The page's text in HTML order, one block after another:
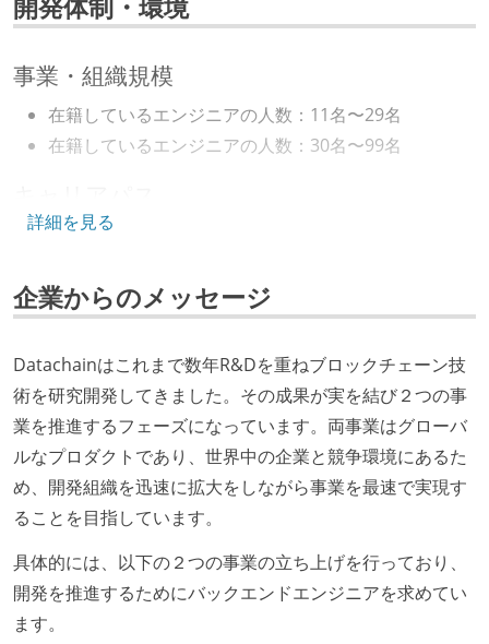
事業・組織規模
在籍しているエンジニアの人数：11名〜29名
在籍しているエンジニアの人数：30名〜99名
エンジニアの人事評価にエンジニア経験者が関わって
社内で、バックエンドチームからSREチームへの異動
など、キャリア形成を目的とした職域を超えての積極
的な異動が推奨され、実施されている
マネージャーやCTOと高頻度（月1程度）でキャリアに
ついて話す場が設けられている
年収800万円以上のエンジニアに、マネジメントの役
割を持たない人がいる
技術カルチャー
CTO またはそれに準じる、技術やワークフローの標準
化を行う役割の人・部門が存在する
取締役（社内）または執行役員として、エンジニアリ
詳細を見る
企業からのメッセージ
Datachainはこれまで数年R&Dを重ねブロックチェーン技
術を研究開発してきました。その成果が実を結び２つの事
業を推進するフェーズになっています。両事業はグローバ
ルなプロダクトであり、世界中の企業と競争環境にあるた
め、開発組織を迅速に拡大をしながら事業を最速で実現す
ることを目指しています。
具体的には、以下の２つの事業の立ち上げを行っており、
開発を推進するためにバックエンドエンジニアを求めてい
ます。